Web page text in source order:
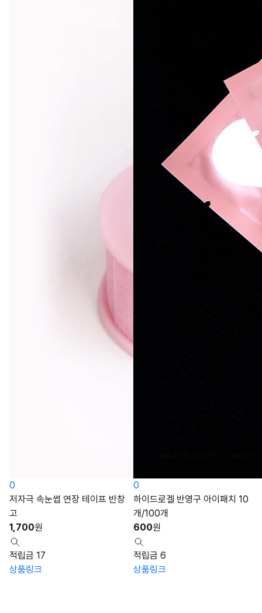
0
저자극 속눈썹 연장 테이프 반창
고
1,700원
적립금 17
상품링크
0
하이드로겔 반영구 아이패치 10
개/100개
600원
적립금 6
상품링크